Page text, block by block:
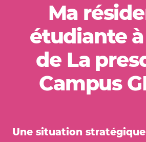
Ma
étudiante à
de La
Campus
Une situation